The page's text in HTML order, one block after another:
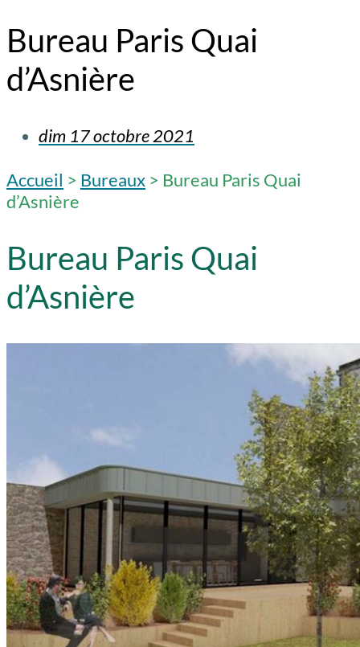
Bureau Paris Quai
d’Asnière
dim 17 octobre 2021
Accueil > Bureaux > Bureau Paris Quai
d’Asnière
Bureau Paris Quai
d’Asnière